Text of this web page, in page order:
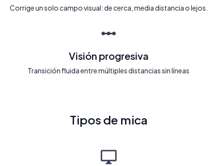
Corrige un solo campo visual: de cerca, media distancia o lejos.
Visión progresiva
Transición fluida entre múltiples distancias sin líneas
Tipos de mica